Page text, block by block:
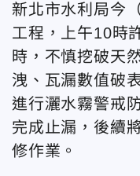
新北市水利局今
工程，上午10時
時，不慎挖破天
洩、瓦漏數值破
進行灑水霧警戒
完成止漏，後續
修作業。